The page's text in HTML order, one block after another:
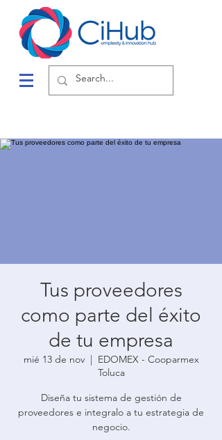
Tus proveedores
como parte del éxito
de tu empresa
mié 13 de nov
  |
EDOMEX - Cooparmex
Toluca
Diseña tu sistema de gestión de
proveedores e integralo a tu estrategia de
negocio.